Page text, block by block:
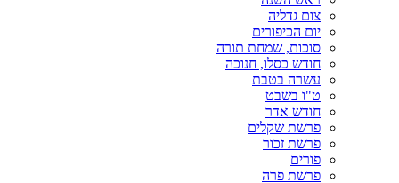
צום גדליה
יום הכיפורים
סוכות, שמחת תורה
חודש כסלו, חנוכה
עשרה בטבת
ט"ו בשבט
חודש אדר
פרשת שקלים
פרשת זכור
פורים
פרשת פרה